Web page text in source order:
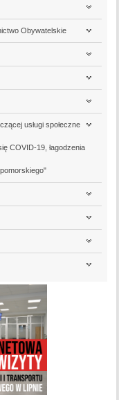
Obywatelskie
usługi społeczne
COVID-19, łagodzenia